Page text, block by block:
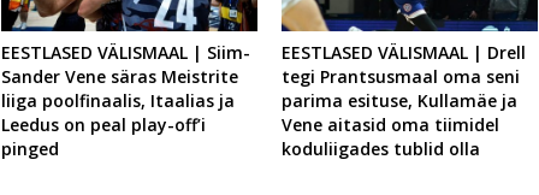
EESTLASED VÄLISMAAL | Siim-
Sander Vene säras Meistrite
liiga poolfinaalis, Itaalias ja
Leedus on peal play-off’i
pinged
EESTLASED VÄLISMAAL | Drell
tegi Prantsusmaal oma seni
parima esituse, Kullamäe ja
Vene aitasid oma tiimidel
koduliigades tublid olla